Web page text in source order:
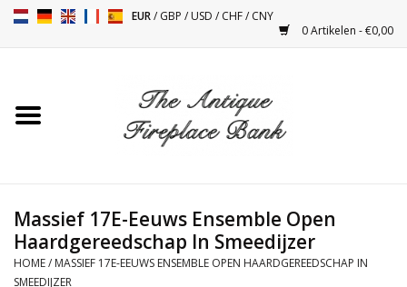
EUR/GBP /USD /CHF/CNY
0 Artikelen - €0,00
Toebehoren
Kacheltjes
Massief 17E-Eeuws Ensemble Open
Haardgereedschap In Smeedijzer
HOME/ MASSIEF 17E-EEUWS ENSEMBLE OPEN HAARDGEREEDSCHAP IN
SMEEDIJZER